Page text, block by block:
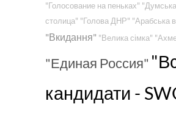
"Голосование на пеньках"
столица" "Голова ДНР" "Арабська
"Вкидання" "Велика сімка"
"Единая Россия"
кандидати -